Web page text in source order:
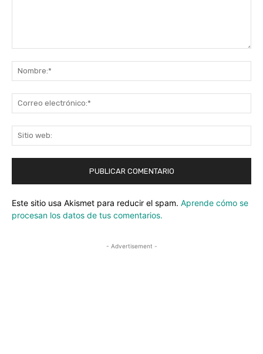
Este sitio usa Akismet para reducir el spam. Aprende cómo se
procesan los datos de tus comentarios.
- Advertisement -